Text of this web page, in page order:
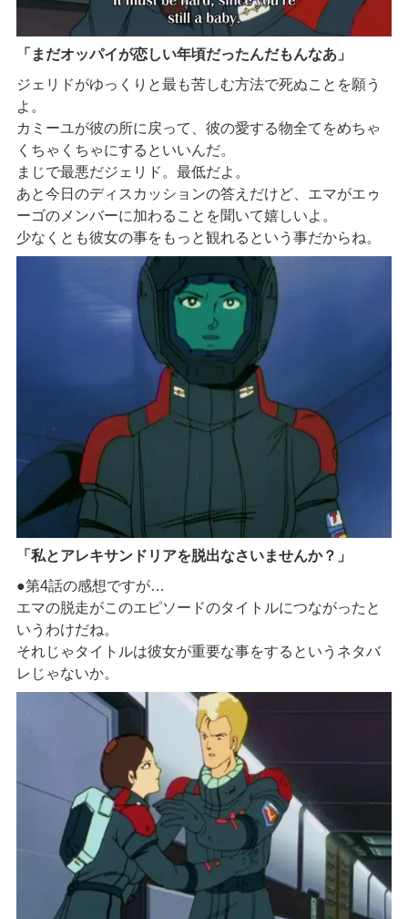
「まだオッパイが恋しい年頃だったんだもんなあ」
ジェリドがゆっくりと最も苦しむ方法で死ぬことを願う
よ。
カミーユが彼の所に戻って、彼の愛する物全てをめちゃ
くちゃくちゃにするといいんだ。
まじで最悪だジェリド。最低だよ。
あと今日のディスカッションの答えだけど、エマがエゥ
ーゴのメンバーに加わることを聞いて嬉しいよ。
少なくとも彼女の事をもっと観れるという事だからね。
「私とアレキサンドリアを脱出なさいませんか？」
●第4話の感想ですが…
エマの脱走がこのエピソードのタイトルにつながったと
いうわけだね。
それじゃタイトルは彼女が重要な事をするというネタバ
レじゃないか。